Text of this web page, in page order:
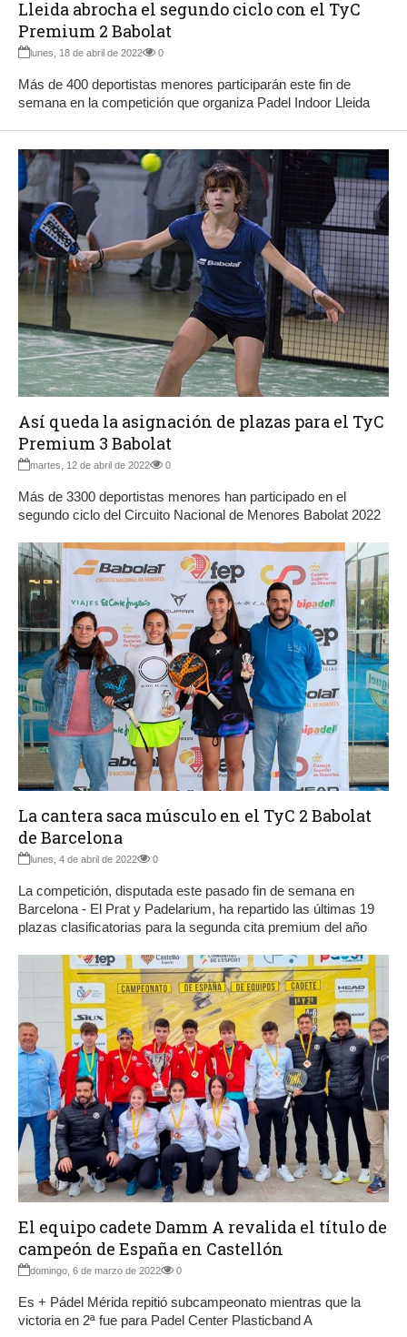
Lleida abrocha el segundo ciclo con el TyC
Premium 2 Babolat
lunes, 18 de abril de 2022 0
Más de 400 deportistas menores participarán este fin de
semana en la competición que organiza Padel Indoor Lleida
Así queda la asignación de plazas para el TyC
Premium 3 Babolat
martes, 12 de abril de 2022 0
Más de 3300 deportistas menores han participado en el
segundo ciclo del Circuito Nacional de Menores Babolat 2022
La cantera saca músculo en el TyC 2 Babolat
de Barcelona
lunes, 4 de abril de 2022 0
La competición, disputada este pasado fin de semana en
Barcelona - El Prat y Padelarium, ha repartido las últimas 19
plazas clasificatorias para la segunda cita premium del año
El equipo cadete Damm A revalida el título de
campeón de España en Castellón
domingo, 6 de marzo de 2022 0
Es + Pádel Mérida repitió subcampeonato mientras que la
victoria en 2ª fue para Padel Center Plasticband A